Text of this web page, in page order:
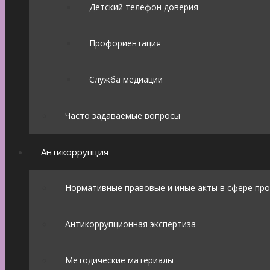
Детский телефон доверия
Профориентация
Служба медиации
Часто задаваемые вопросы
Антикоррупция
Нормативные правовые и иные акты в сфере
Антикоррупционная экспертиза
Методические материалы